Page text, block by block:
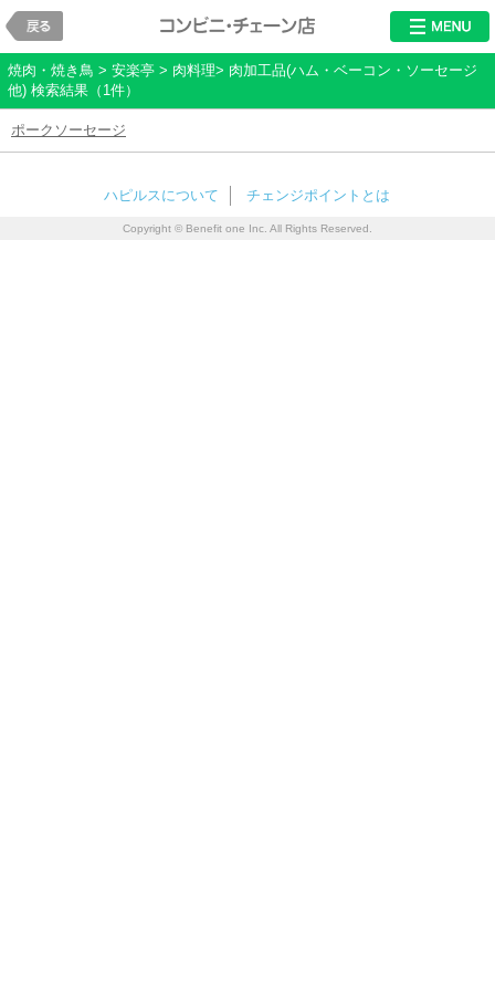
レストラン・チ
焼肉・焼き鳥 > 安楽亭 > 肉料理> 肉加工品(ハム・ベーコン・ソーセージ
他) 検索結果（1件）
ポークソーセージ
ハピルスについて チェンジポイントとは
Copyright © Benefit one Inc. All Rights Reserved.